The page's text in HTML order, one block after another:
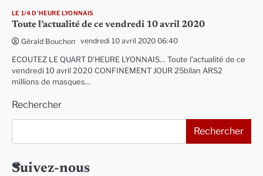
LE 1/4 D'HEURE LYONNAIS
Toute l’actualité de ce vendredi 10 avril 2020
Gérald Bouchon vendredi 10 avril 2020 06:40
ECOUTEZ LE QUART D’HEURE LYONNAIS… Toute l’actualité de ce
vendredi 10 avril 2020 CONFINEMENT JOUR 25bilan ARS2
millions de masques…
Rechercher
Rechercher
Suivez-nous